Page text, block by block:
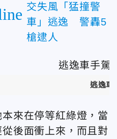
交失風「猛撞警
車」逃逸 警轟5
槍逮人
逃逸車
來在停等紅綠燈，當
後面衝上來，而且對